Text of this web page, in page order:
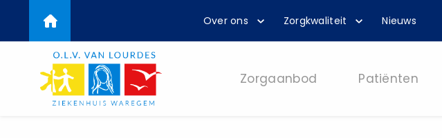
naar
Top
menu
Over ons Zorgkwaliteit Nieuws
Zorgaanbod Patiënten